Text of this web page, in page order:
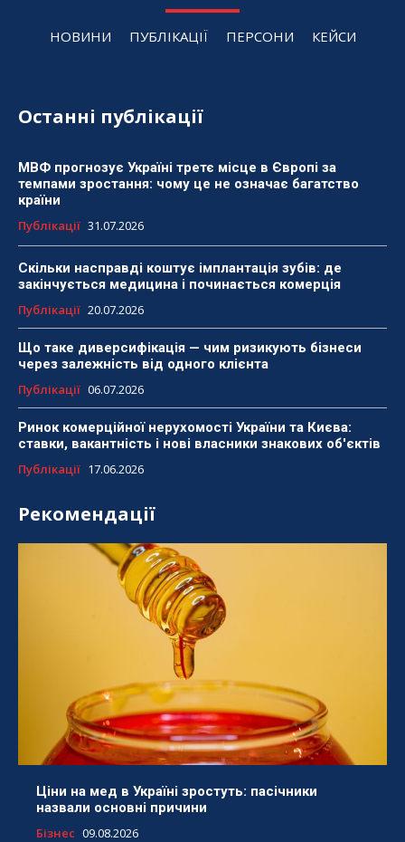
НОВИНИ ПУБЛІКАЦІЇ ПЕРСОНИ КЕЙСИ
Останні публікації
МВФ прогнозує Україні третє місце в Європі за
темпами зростання: чому це не означає багатство
країни
Публікації 31.07.2026
Скільки насправді коштує імплантація зубів: де
закінчується медицина і починається комерція
Публікації 20.07.2026
Що таке диверсифікація — чим ризикують бізнеси
через залежність від одного клієнта
Публікації 06.07.2026
Ринок комерційної нерухомості України та Києва:
ставки, вакантність і нові власники знакових об'єктів
Публікації 17.06.2026
Рекомендації
Ціни на мед в Україні зростуть: пасічники
назвали основні причини
Бізнес 09.08.2026